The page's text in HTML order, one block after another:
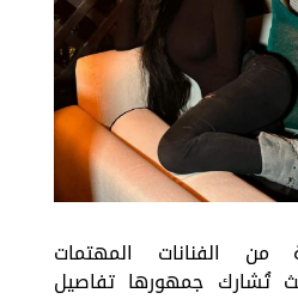
من الفنانات المهتمات
تُشارك جمهورها تفاصيل